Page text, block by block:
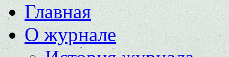
Главная
О журнале